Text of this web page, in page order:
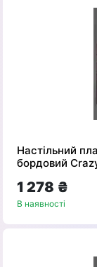
Настільний
бордовий
1 278 ₴
В наявності